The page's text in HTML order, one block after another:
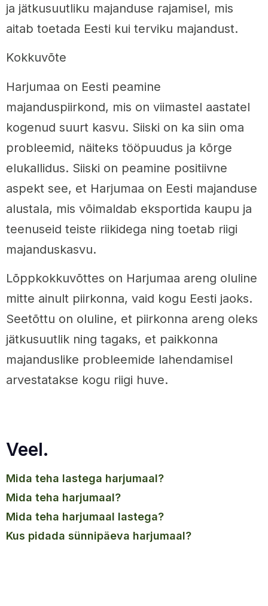
ja jätkusuutliku majanduse rajamisel, mis
aitab toetada Eesti kui terviku majandust.
Kokkuvõte
Harjumaa on Eesti peamine
majanduspiirkond, mis on viimastel aastatel
kogenud suurt kasvu. Siiski on ka siin oma
probleemid, näiteks tööpuudus ja kõrge
elukallidus. Siiski on peamine positiivne
aspekt see, et Harjumaa on Eesti majanduse
alustala, mis võimaldab eksportida kaupu ja
teenuseid teiste riikidega ning toetab riigi
majanduskasvu.
Lõppkokkuvõttes on Harjumaa areng oluline
mitte ainult piirkonna, vaid kogu Eesti jaoks.
Seetõttu on oluline, et piirkonna areng oleks
jätkusuutlik ning tagaks, et paikkonna
majanduslike probleemide lahendamisel
arvestatakse kogu riigi huve.
Veel.
mida teha lastega harjumaal?
mida teha harjumaal?
mida teha harjumaal lastega?
kus pidada sünnipäeva harjumaal?